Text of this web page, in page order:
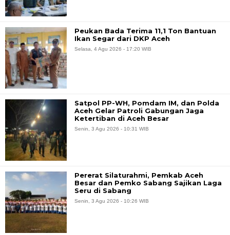
Peukan Bada Terima 11,1 Ton Bantuan
Ikan Segar dari DKP Aceh
Selasa, 4 Agu 2026 - 17:20 WIB
Satpol PP-WH, Pomdam IM, dan Polda
Aceh Gelar Patroli Gabungan Jaga
Ketertiban di Aceh Besar
Senin, 3 Agu 2026 - 10:31 WIB
Pererat Silaturahmi, Pemkab Aceh
Besar dan Pemko Sabang Sajikan Laga
Seru di Sabang
Senin, 3 Agu 2026 - 10:26 WIB